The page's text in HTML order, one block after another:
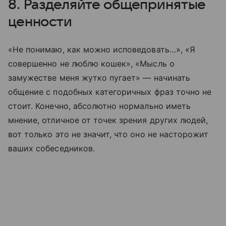
8. Разделяйте общепринятые
ценности
«Не понимаю, как можно исповедовать…», «Я
совершенно не люблю кошек», «Мысль о
замужестве меня жутко пугает» — начинать
общение с подобных категоричных фраз точно не
стоит. Конечно, абсолютно нормально иметь
мнение, отличное от точек зрения других людей,
вот только это не значит, что оно не насторожит
ваших собеседников.